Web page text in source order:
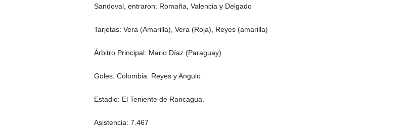
Sandoval, entraron: Romaña, Valencia y Delgado
Tarjetas: Vera (Amarilla), Vera (Roja), Reyes (amarilla)
Árbitro Principal: Mario Díaz (Paraguay)
Goles: Colombia: Reyes y Angulo
Estadio: El Teniente de Rancagua.
Asistencia: 7.467